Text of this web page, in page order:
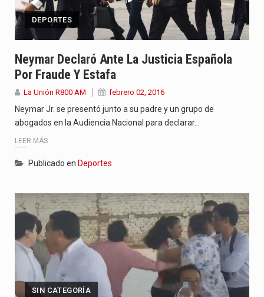
DEPORTES
Neymar Declaró Ante La Justicia Española
Por Fraude Y Estafa
La Unión R800 AM febrero 02, 2016
Neymar Jr. se presentó junto a su padre y un grupo de
abogados en la Audiencia Nacional para declarar…
LEER MÁS
Publicado en Deportes
SIN CATEGORÍA